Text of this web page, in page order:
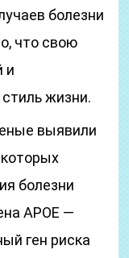
болезни
что свою
и
жизни.
выявили
болезни
APOE —
ген риска